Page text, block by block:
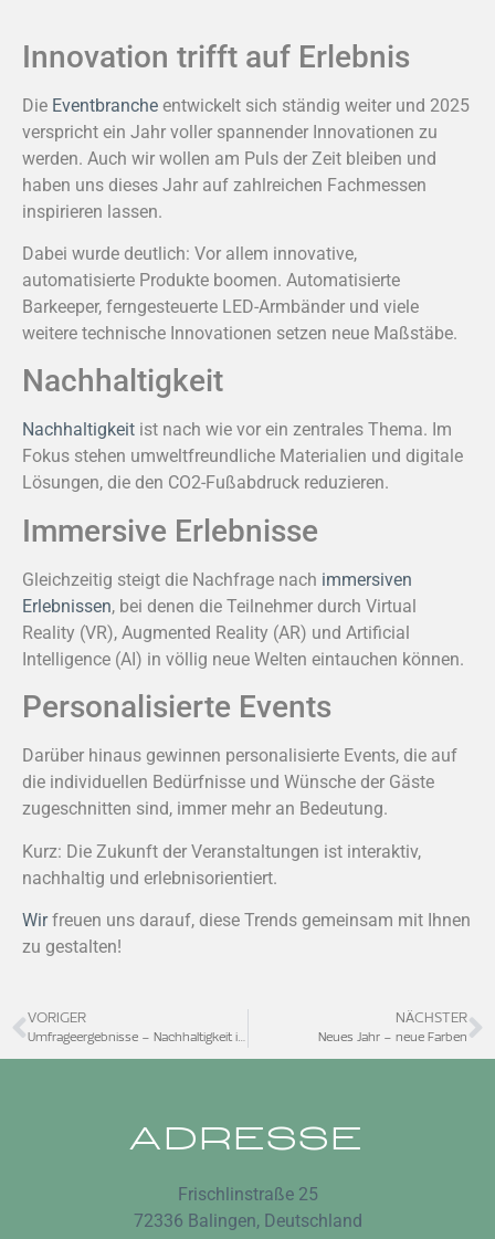
Innovation trifft auf Erlebnis
Die Eventbranche entwickelt sich ständig weiter und 2025
verspricht ein Jahr voller spannender Innovationen zu
werden. Auch wir wollen am Puls der Zeit bleiben und
haben uns dieses Jahr auf zahlreichen Fachmessen
inspirieren lassen.
Dabei wurde deutlich: Vor allem innovative,
automatisierte Produkte boomen. Automatisierte
Barkeeper, ferngesteuerte LED-Armbänder und viele
weitere technische Innovationen setzen neue Maßstäbe.
Nachhaltigkeit
Nachhaltigkeit ist nach wie vor ein zentrales Thema. Im
Fokus stehen umweltfreundliche Materialien und digitale
Lösungen, die den CO2-Fußabdruck reduzieren.
Immersive Erlebnisse
Gleichzeitig steigt die Nachfrage nach immersiven
Erlebnissen, bei denen die Teilnehmer durch Virtual
Reality (VR), Augmented Reality (AR) und Artificial
Intelligence (AI) in völlig neue Welten eintauchen können.
Personalisierte Events
Darüber hinaus gewinnen personalisierte Events, die auf
die individuellen Bedürfnisse und Wünsche der Gäste
zugeschnitten sind, immer mehr an Bedeutung.
Kurz: Die Zukunft der Veranstaltungen ist interaktiv,
nachhaltig und erlebnisorientiert.
Wirfreuen uns darauf, diese Trends gemeinsam mit Ihnen
zu gestalten!
VORIGER
Umfrageergebnisse – Nachhaltigkeit in der Eventbranche
NÄCHSTER
Neues Jahr – neue Farben
ADRESSE
Frischlinstraße 25
72336 Balingen, Deutschland